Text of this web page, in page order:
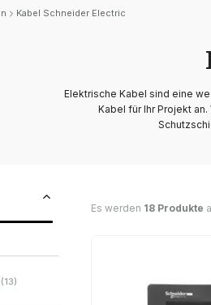
Kabel Schneider Electric
Elektrische Kabel sind eine
Kabel für Ihr Projekt
(13)
Es werden 18 Produkte